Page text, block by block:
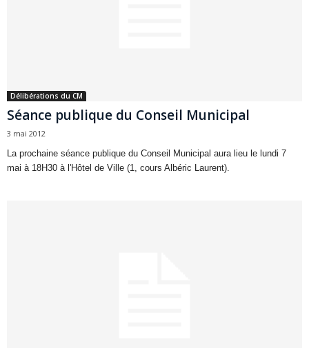
Délibérations du CM
Séance publique du Conseil Municipal
3 mai 2012
La prochaine séance publique du Conseil Municipal aura lieu le lundi 7
mai à 18H30 à l'Hôtel de Ville (1, cours Albéric Laurent).